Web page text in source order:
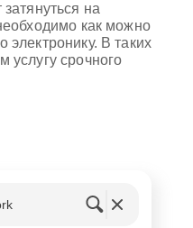
на
как можно
электронику. В таких
услугу срочного